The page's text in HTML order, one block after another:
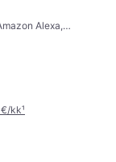
Alexa,
€/kk¹